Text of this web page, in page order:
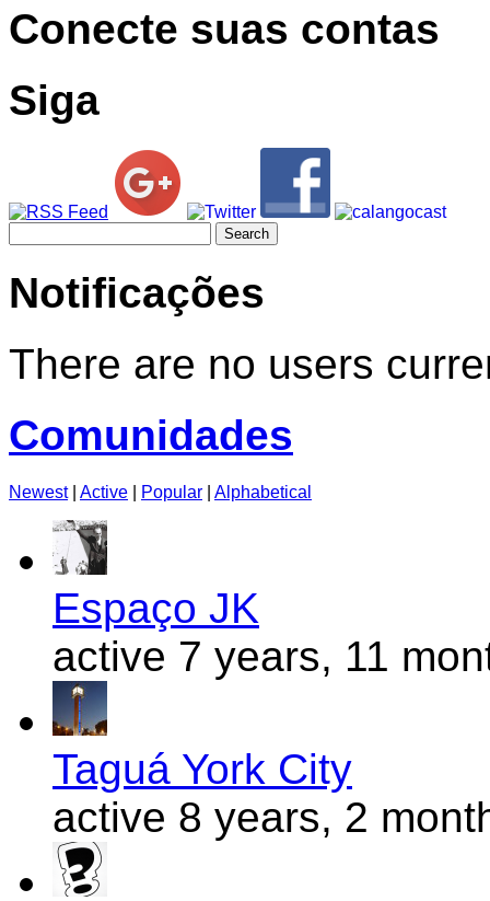
Conecte suas contas
Siga
for:
Notificações
There are no users
Comunidades
Newest Active Popular Alphabetical
Espaço JK
active 7 years, 11
Taguá York City
active 8 years, 2